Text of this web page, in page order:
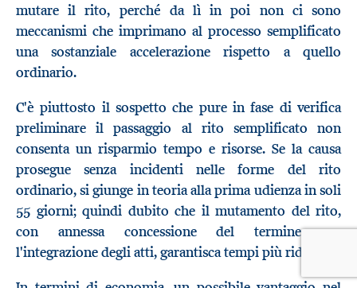
mutare il rito, perché da lì in poi non ci sono
meccanismi che imprimano al processo semplificato
una sostanziale accelerazione rispetto a quello
ordinario.
C'è piuttosto il sospetto che pure in fase di verifica
preliminare il passaggio al rito semplificato non
consenta un risparmio tempo e risorse. Se la causa
prosegue senza incidenti nelle forme del rito
ordinario, si giunge in teoria alla prima udienza in soli
55 giorni; quindi dubito che il mutamento del rito,
con annessa concessione del termine per
l'integrazione degli atti, garantisca tempi più ridotti.